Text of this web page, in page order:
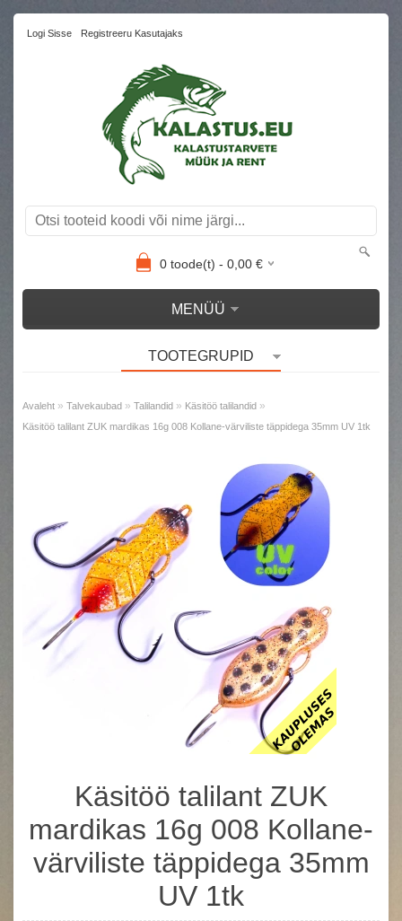
Logi Sisse Registreeru Kasutajaks
0toode(t) - 0,00€
MENÜÜ
TOOTEGRUPID
Avaleht » Talvekaubad » Talilandid » Käsitöö talilandid »
Käsitöö talilant ZUK mardikas 16g 008 Kollane-värviliste täppidega 35mm UV 1tk
Käsitöö talilant ZUK
mardikas 16g 008 Kollane-
värviliste täppidega 35mm
UV 1tk